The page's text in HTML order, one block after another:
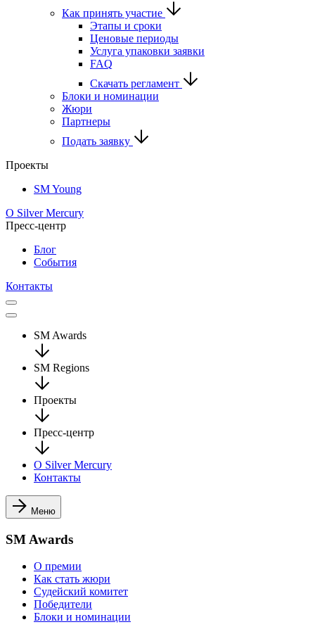
Как принять участие
Этапы и сроки
Ценовые периоды
Услуга упаковки заявки
FAQ
Скачать регламент
Блоки и номинации
Жюри
Партнеры
Подать заявку
Проекты
SM Young
О Silver Mercury
Пресс-центр
Блог
События
Контакты
SM Awards
SM Regions
Проекты
Пресс-центр
О Silver Mercury
Контакты
Меню
SM Awards
О премии
Как стать жюри
Судейский комитет
Победители
Блоки и номинации